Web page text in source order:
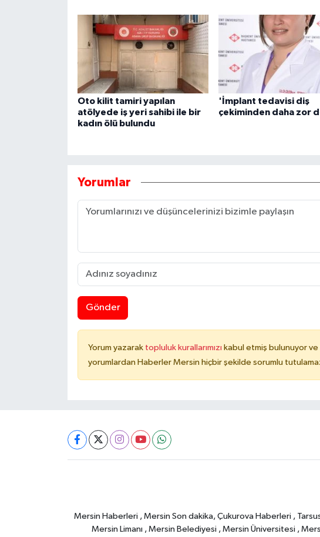
Oto kilit tamiri yapılan
atölyede iş yeri sahibi ile bir
kadın ölü bulundu
'İmplant tedavisi diş
çekiminden daha zor
Yorumlar
Gönder
Yorum yazarak topluluk kurallarımızı kabul etmiş bulunuyor
yorumlardan Haberler Mersin hiçbir şekilde sorumlu
Mersin Haberleri , Mersin Son dakika, Çukurova Haberleri ,
Mersin Limanı , Mersin Belediyesi , Mersin Üniversitesi ,